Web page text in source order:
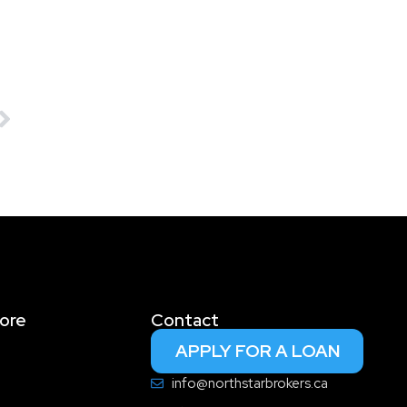
Contact
APPLY FOR A LOAN
info@northstarbrokers.ca